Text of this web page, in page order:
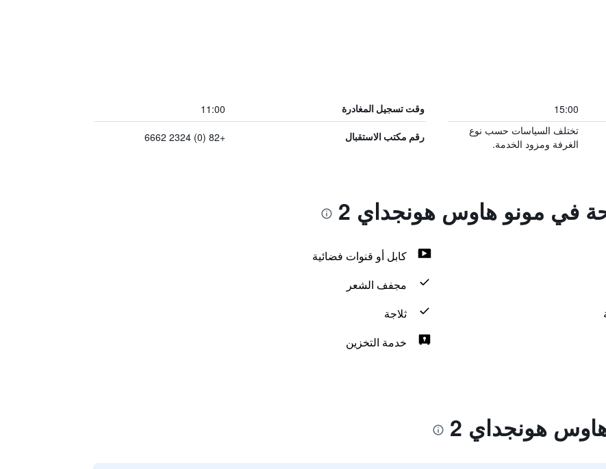
15:00 وقت تسجيل المغادرة 11:00
تختلف السياسات حسب نوع
الغرفة ومزود الخدمة.
رقم مكتب الاستقبال +82 (0) 2324 6662
في مونو هاوس هونجداي 2
كابل أو قنوات فضائية
مجفف الشعر
ثلاجة
خدمة التخزين
هونجداي 2